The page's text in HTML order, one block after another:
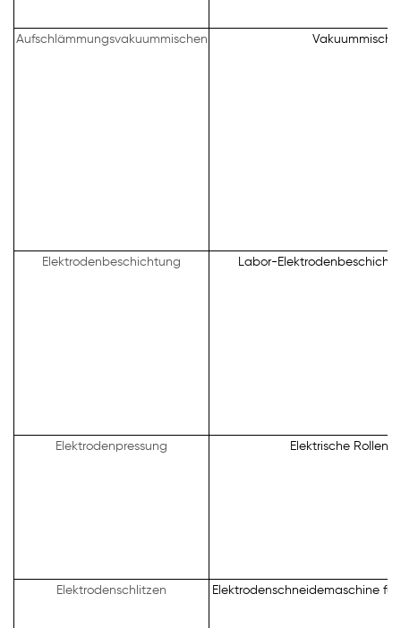
Aufschlämmungsvakuummischen
Elektrodenbeschichtung Labor-
Elektrodenpressung Elektrische
Elektrodenschlitzen Elektrodenschneidemaschine für